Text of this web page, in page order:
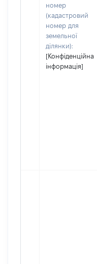
номер
(кадастровий
номер для
земельної
ділянки):
[Конфіденційна
інформація]